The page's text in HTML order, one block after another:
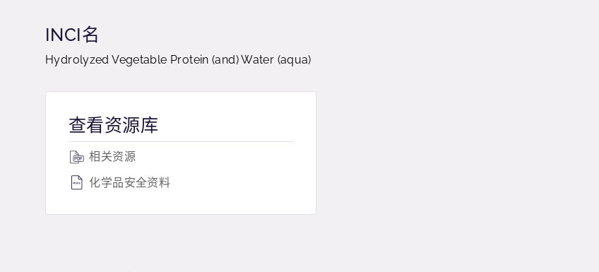
INCI名
Hydrolyzed Vegetable Protein (and) Water (aqua)
查看资源库
相关资源
化学品安全资料